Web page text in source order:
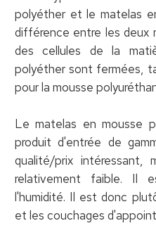
polyéther et le matelas
différence entre les deux
des cellules de la
polyéther sont fermées,
pour la mousse
Le matelas en mousse
produit d'entrée de
qualité/prix
relativement faible. Il
l'humidité. Il est donc
et les couchages